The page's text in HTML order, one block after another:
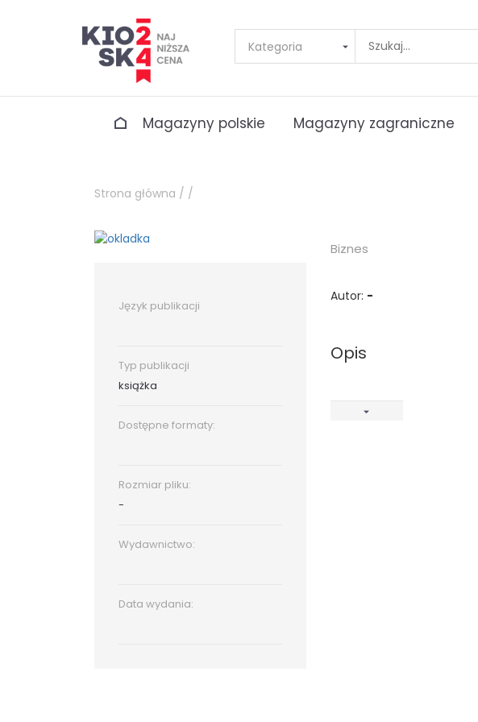
Magazyny polskie Magazyny zagraniczne
Strona główna / /
Język publikacji
Typ publikacji
książka
Dostępne formaty:
Rozmiar pliku:
-
Wydawnictwo:
Data wydania:
Biznes
Autor: -
Opis